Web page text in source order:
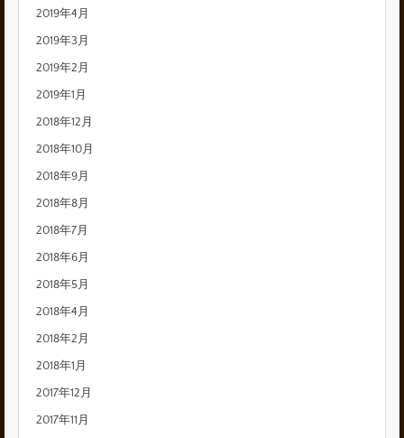
2019年4月
2019年3月
2019年2月
2019年1月
2018年12月
2018年10月
2018年9月
2018年8月
2018年7月
2018年6月
2018年5月
2018年4月
2018年2月
2018年1月
2017年12月
2017年11月